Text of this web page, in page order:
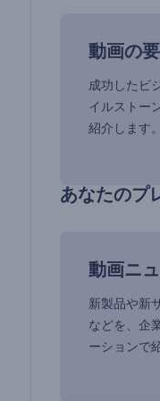
動画の
成功したビ
イルストー
紹介します
あなたのプ
動画ニ
新製品や新
などを、企
ーションで